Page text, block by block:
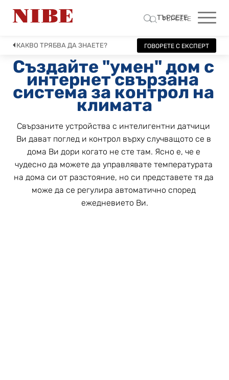
ТЪРСЕТЕ
ТЪРСЕТЕ
КАКВО ТРЯБВА ДА ЗНАЕТЕ? ГОВОРЕТЕ С ЕКСПЕРТ
Създайте "умен" дом с
интернет свързана
система за контрол на
климата
Свързаните устройства с интелигентни датчици
Ви дават поглед и контрол върху случващото се в
дома Ви дори когато не сте там. Ясно е, че е
чудесно да можете да управлявате температурата
на дома си от разстояние, но си представете тя да
може да се регулира автоматично според
ежедневието Ви.